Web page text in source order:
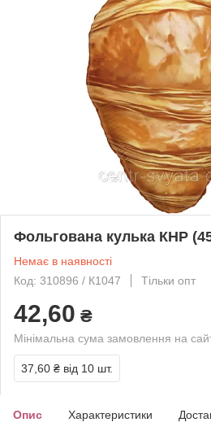
Фольгована кулька КНР
Немає в наявності
Код: 310896 / К1047
Тільки опт
42,60 ₴
Мінімальна сума замовлення на
37,60 ₴ від 10 шт.
Опис Характеристики